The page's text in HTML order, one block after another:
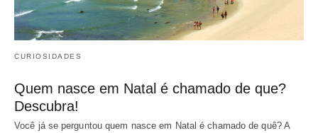
CURIOSIDADES
Quem nasce em Natal é chamado de que?
Descubra!
Você já se perguntou quem nasce em Natal é chamado de quê? A